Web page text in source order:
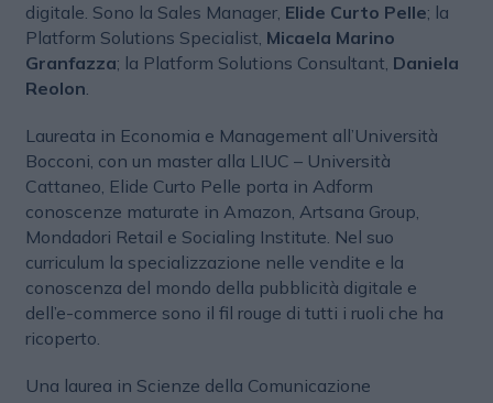
digitale. Sono la Sales Manager, Elide Curto Pelle; la
Platform Solutions Specialist, Micaela Marino
Granfazza; la Platform Solutions Consultant, Daniela
Reolon.
Laureata in Economia e Management all’Università
Bocconi, con un master alla LIUC – Università
Cattaneo, Elide Curto Pelle porta in Adform
conoscenze maturate in Amazon, Artsana Group,
Mondadori Retail e Socialing Institute. Nel suo
curriculum la specializzazione nelle vendite e la
conoscenza del mondo della pubblicità digitale e
dell’e-commerce sono il fil rouge di tutti i ruoli che ha
ricoperto.
Una laurea in Scienze della Comunicazione